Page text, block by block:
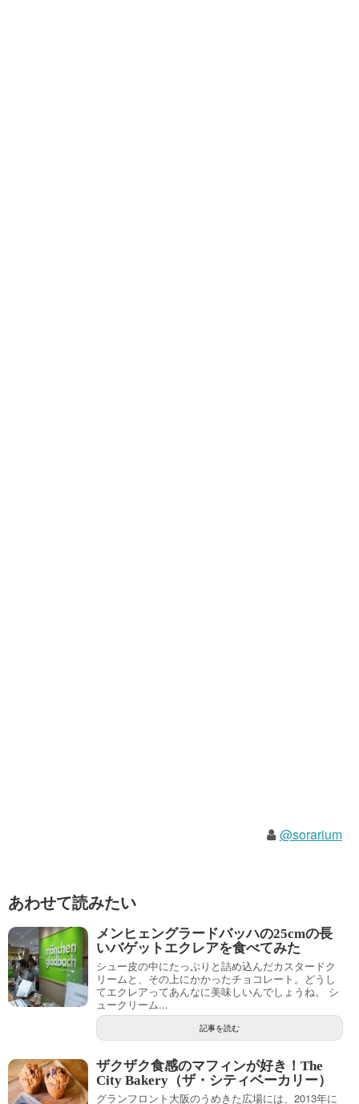
@sorarium
あわせて読みたい
メンヒェングラードバッハの25cmの長
いバゲットエクレアを食べてみた
シュー皮の中にたっぷりと詰め込んだカスタードク
リームと、その上にかかったチョコレート。どうし
てエクレアってあんなに美味しいんでしょうね。 シ
ュークリーム...
記事を読む
ザクザク食感のマフィンが好き！The
City Bakery（ザ・シティベーカリー）
グランフロント大阪のうめきた広場には、2013年に